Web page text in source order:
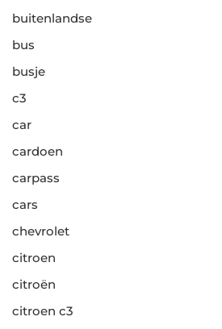
buitenlandse
bus
busje
c3
car
cardoen
carpass
cars
chevrolet
citroen
citroën
citroen c3